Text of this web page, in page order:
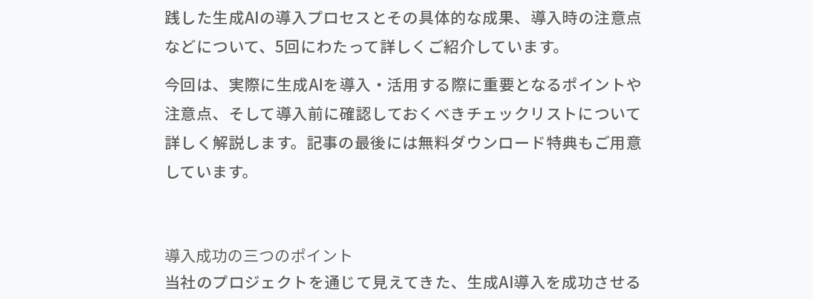
践した生成AIの導入プロセスとその具体的な成果、導入時の注意点
などについて、5回にわたって詳しくご紹介しています。
今回は、実際に生成AIを導入・活用する際に重要となるポイントや
注意点、そして導入前に確認しておくべきチェックリストについて
詳しく解説します。記事の最後には無料ダウンロード特典もご用意
しています。
導入成功の三つのポイント
当社のプロジェクトを通じて見えてきた、生成AI導入を成功させる